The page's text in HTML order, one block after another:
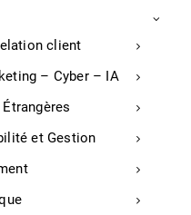
client
– Cyber – IA
et Gestion
formation ?
des